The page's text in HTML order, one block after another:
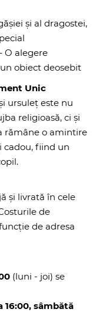
și al dragostei,
O alegere
obiect deosebit
Unic
ursuleț este nu
religioasă, ci și
rămâne o amintire
cadou, fiind un
și livrată în cele
de
de adresa
(luni - joi) se
16:00, sâmbătă